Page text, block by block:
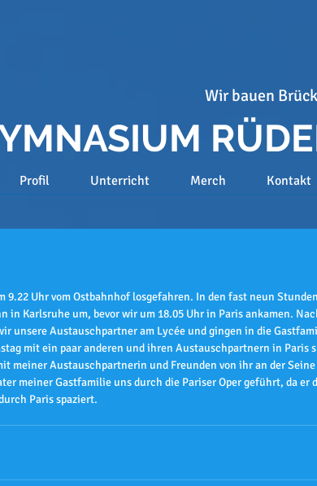
Wir bauen
Profil Unterricht Merch Kontakt
9.22 Uhr vom Ostbahnhof losgefahren. In den fast neun
in Karlsruhe um, bevor wir um 18.05 Uhr in Paris ankamen.
unsere Austauschpartner am Lycée und gingen in die
mit ein paar anderen und ihren Austauschpartnern in Paris
meiner Austauschpartnerin und Freunden von ihr an der Seine
meiner Gastfamilie uns durch die Pariser Oper geführt, da er
Paris spaziert.